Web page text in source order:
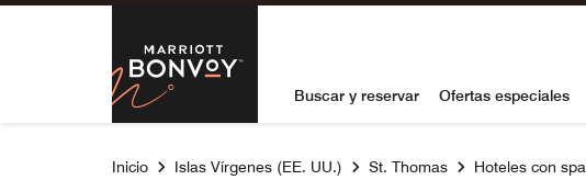
Skip to Content
Marriott Bonvoy
Buscar y reservar Ofertas especiales
Inicio Islas Vírgenes (EE. UU.) St. Thomas Hoteles con spa